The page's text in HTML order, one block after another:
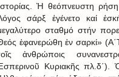
Ἡ θεόπνευστη
σάρξ ἐγένετο καί
σταθμό στήν
ἐφανερώθη ἐν σαρκί»
ἀνθρώποις
Κυριακῆς